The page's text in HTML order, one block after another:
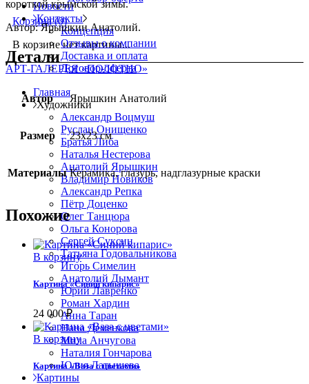
Корзина (0)
В корзине нет картины...
АРТ-ГАЛЕРЕЯ «ПОЛОТНО»
Главная
Художники
Александр Воцмуш
Руслан Онищенко
Братья Либа
Наталья Нестерова
Анатолий Ярышкин
Владимир Новиков
Александр Репка
Пётр Доценко
Олег Танцюра
Ольга Конорова
Сергей Суксин
Татьяна Годовальникова
Игорь Симелин
Анатолий Дымант
Юрий Лавренко
Роман Хардин
Анна Таран
Нана Деменкова
Мила Анчугова
Наталия Гончарова
Юлия Латышева
Картины
Новости
Контакты
Концепция
Отзывы о компании
Доставка и оплата
Договор-оферта
короткой крымской зимы.
Автор: Ярышкин Анатолий.
Детали
Автор Ярышкин Анатолий
Размер 23х23 см
Материалы Керамика, глазурь, надглазурные краски
Похожие
В корзину
Картина «Синий кипарис»
24 000₽
В корзину
Картина «Ваза с цветами»